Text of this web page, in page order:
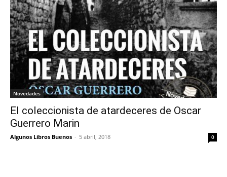
Novedades
El coleccionista de atardeceres de Oscar
Guerrero Marin
Algunos Libros Buenos - 5 abril, 2018 0